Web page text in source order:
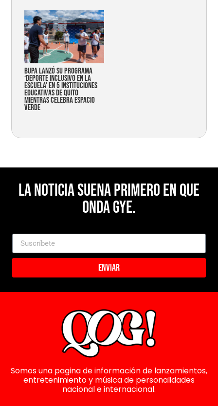
Bupa lanzó su programa
‘Deporte Inclusivo en la
Escuela’ en 5 instituciones
educativas de Quito
mientras celebra espacio
verde
La noticia suena primero en Que
Onda Gye.
Enviar
Somos una pagina de información de lanzamientos,
entretenimiento y música de personalidades
nacional e internacional.